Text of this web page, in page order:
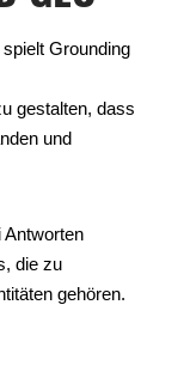
Grounding
gestalten, dass
und
die zu
gehören.